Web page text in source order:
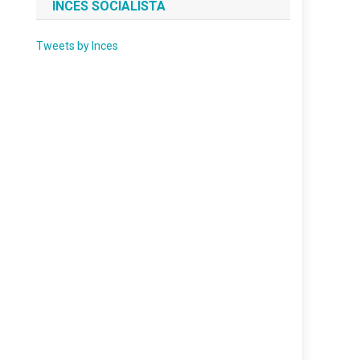
INCES SOCIALISTA
Tweets by Inces